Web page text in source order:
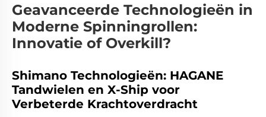
Geavanceerde Technologieën in
Moderne Spinningrollen:
Innovatie of Overkill?
Shimano Technologieën: HAGANE
Tandwielen en X-Ship voor
Verbeterde Krachtoverdracht